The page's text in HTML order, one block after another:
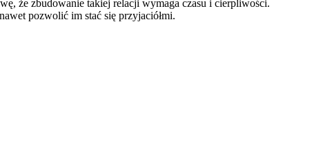
że zbudowanie takiej relacji wymaga czasu i cierpliwości.
pozwolić im stać się przyjaciółmi.